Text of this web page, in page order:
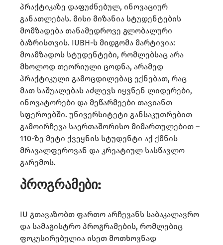
პრაქტიკაზე დაფუძნებულ, ინოვაციურ
განათლებას. მისი მიზანია სტუდენტების
მომზადება თანამედროვე გლობალური
ბაზრისთვის. IUBH-ს მიდგომა მარტივია:
მოამზადოს სტუდენტები, რომლებსაც არა
მხოლოდ თეორიული ცოდნა, არამედ
პრაქტიკული გამოცდილებაც ექნებათ, რაც
მათ საშუალებას აძლევს იყვნენ ლიდერები,
ინოვატორები და მეწარმეები თავიანთ
სფეროებში. უნივერსიტეტი განსაკუთრებით
გამოირჩევა საერთაშორისო მიმართულებით –
110-ზე მეტი ქვეყნის სტუდენტი აქ ქმნის
მრავალფეროვან და კრეატიულ სასწავლო
გარემოს.
პროგრამები:
IU გთავაზობთ ფართო არჩევანს საბაკალავრო
და სამაგისტრო პროგრამების, რომლებიც
ფოკუსირებულია ისეთ მოთხოვნად